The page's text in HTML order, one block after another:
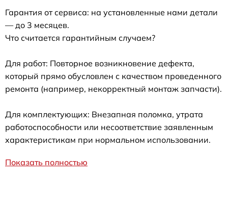
Гарантия от сервиса: на установленные нами детали
— до 3 месяцев.
Что считается гарантийным случаем?
Для работ: Повторное возникновение дефекта,
который прямо обусловлен с качеством проведенного
ремонта (например, некорректный монтаж запчасти).
Для комплектующих: Внезапная поломка, утрата
работоспособности или несоответствие заявленным
характеристикам при нормальном использовании.
Показать полностью